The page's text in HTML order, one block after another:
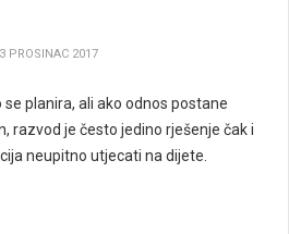
PROSINAC 2017
planira, ali ako odnos postane
razvod je često jedino rješenje čak i
neupitno utjecati na dijete.